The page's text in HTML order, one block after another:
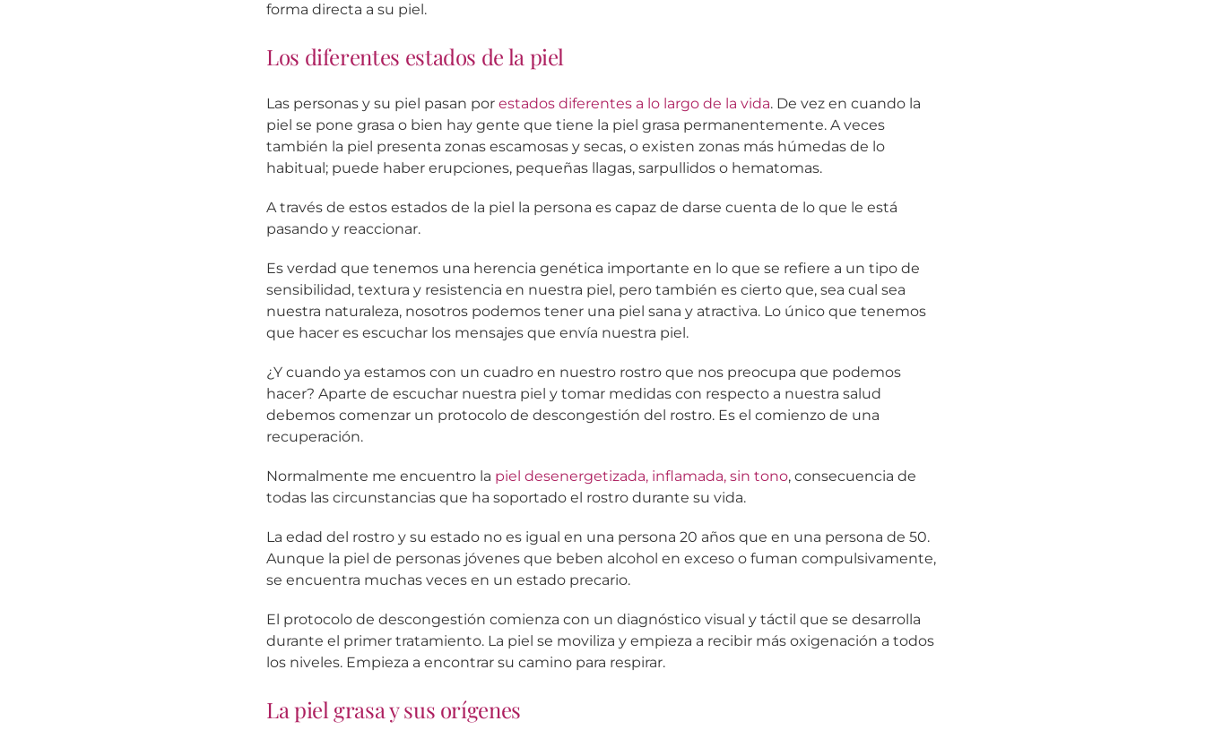
forma directa a su piel.
Los diferentes estados de la piel
Las personas y su piel pasan porestados diferentes a lo largo de la vida. De vez en cuando la
piel se pone grasa o bien hay gente que tiene la piel grasa permanentemente. A veces
también la piel presenta zonas escamosas y secas, o existen zonas más húmedas de lo
habitual; puede haber erupciones, pequeñas llagas, sarpullidos o hematomas.
A través de estos estados de la piel la persona es capaz de darse cuenta de lo que le está
pasando y reaccionar.
Es verdad que tenemos una herencia genética importante en lo que se refiere a un tipo de
sensibilidad, textura y resistencia en nuestra piel, pero también es cierto que, sea cual sea
nuestra naturaleza, nosotros podemos tener una piel sana y atractiva. Lo único que tenemos
que hacer es escuchar los mensajes que envía nuestra piel.
¿Y cuando ya estamos con un cuadro en nuestro rostro que nos preocupa que podemos
hacer? Aparte de escuchar nuestra piel y tomar medidas con respecto a nuestra salud
debemos comenzar un protocolo de descongestión del rostro. Es el comienzo de una
recuperación.
Normalmente me encuentro la piel desenergetizada, inflamada, sin tono, consecuencia de
todas las circunstancias que ha soportado el rostro durante su vida.
La edad del rostro y su estado no es igual en una persona 20 años que en una persona de 50.
Aunque la piel de personas jóvenes que beben alcohol en exceso o fuman compulsivamente,
se encuentra muchas veces en un estado precario.
El protocolo de descongestión comienza con un diagnóstico visual y táctil que se desarrolla
durante el primer tratamiento. La piel se moviliza y empieza a recibir más oxigenación a todos
los niveles. Empieza a encontrar su camino para respirar.
La piel grasa y sus orígenes